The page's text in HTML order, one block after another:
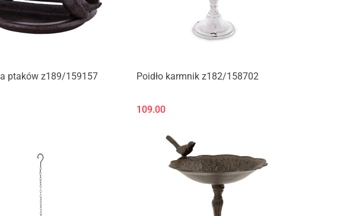
Produkt niedostępny
ptaków z189/159157 Produkt niedostępny
Poidło karmnik z182/158702
109.00